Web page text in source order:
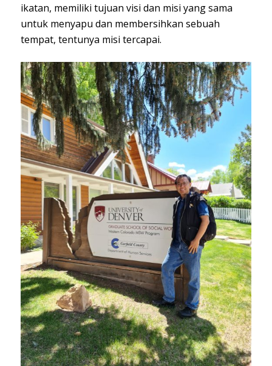
ikatan, memiliki tujuan visi dan misi yang sama
untuk menyapu dan membersihkan sebuah
tempat, tentunya misi tercapai.